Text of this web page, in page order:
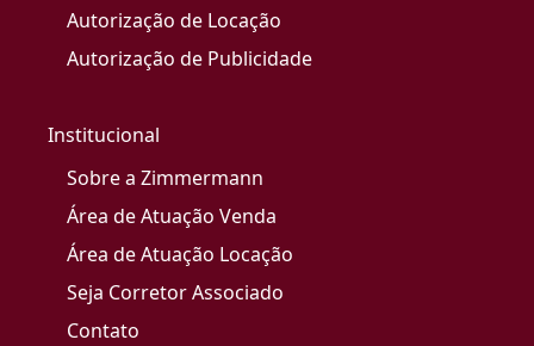
Autorização de Locação
Autorização de Publicidade
Institucional
Sobre a Zimmermann
Área de Atuação Venda
Área de Atuação Locação
Seja Corretor Associado
Contato